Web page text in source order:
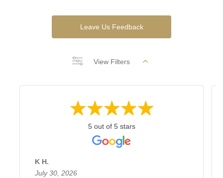
Leave Us Feedback
View Filters
5 out of 5 stars
K H.
July 30, 2026